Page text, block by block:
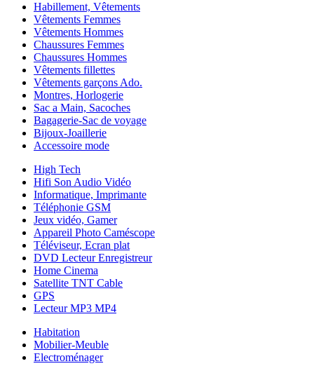
Habillement, Vêtements
Vêtements Femmes
Vêtements Hommes
Chaussures Femmes
Chaussures Hommes
Vêtements fillettes
Vêtements garçons Ado.
Montres, Horlogerie
Sac a Main, Sacoches
Bagagerie-Sac de voyage
Bijoux-Joaillerie
Accessoire mode
High Tech
Hifi Son Audio Vidéo
Informatique, Imprimante
Téléphonie GSM
Jeux vidéo, Gamer
Appareil Photo Caméscope
Téléviseur, Ecran plat
DVD Lecteur Enregistreur
Home Cinema
Satellite TNT Cable
GPS
Lecteur MP3 MP4
Habitation
Mobilier-Meuble
Electroménager